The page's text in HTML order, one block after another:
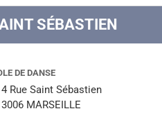
SÉBASTIEN
DE DANSE
Rue Saint Sébastien
MARSEILLE